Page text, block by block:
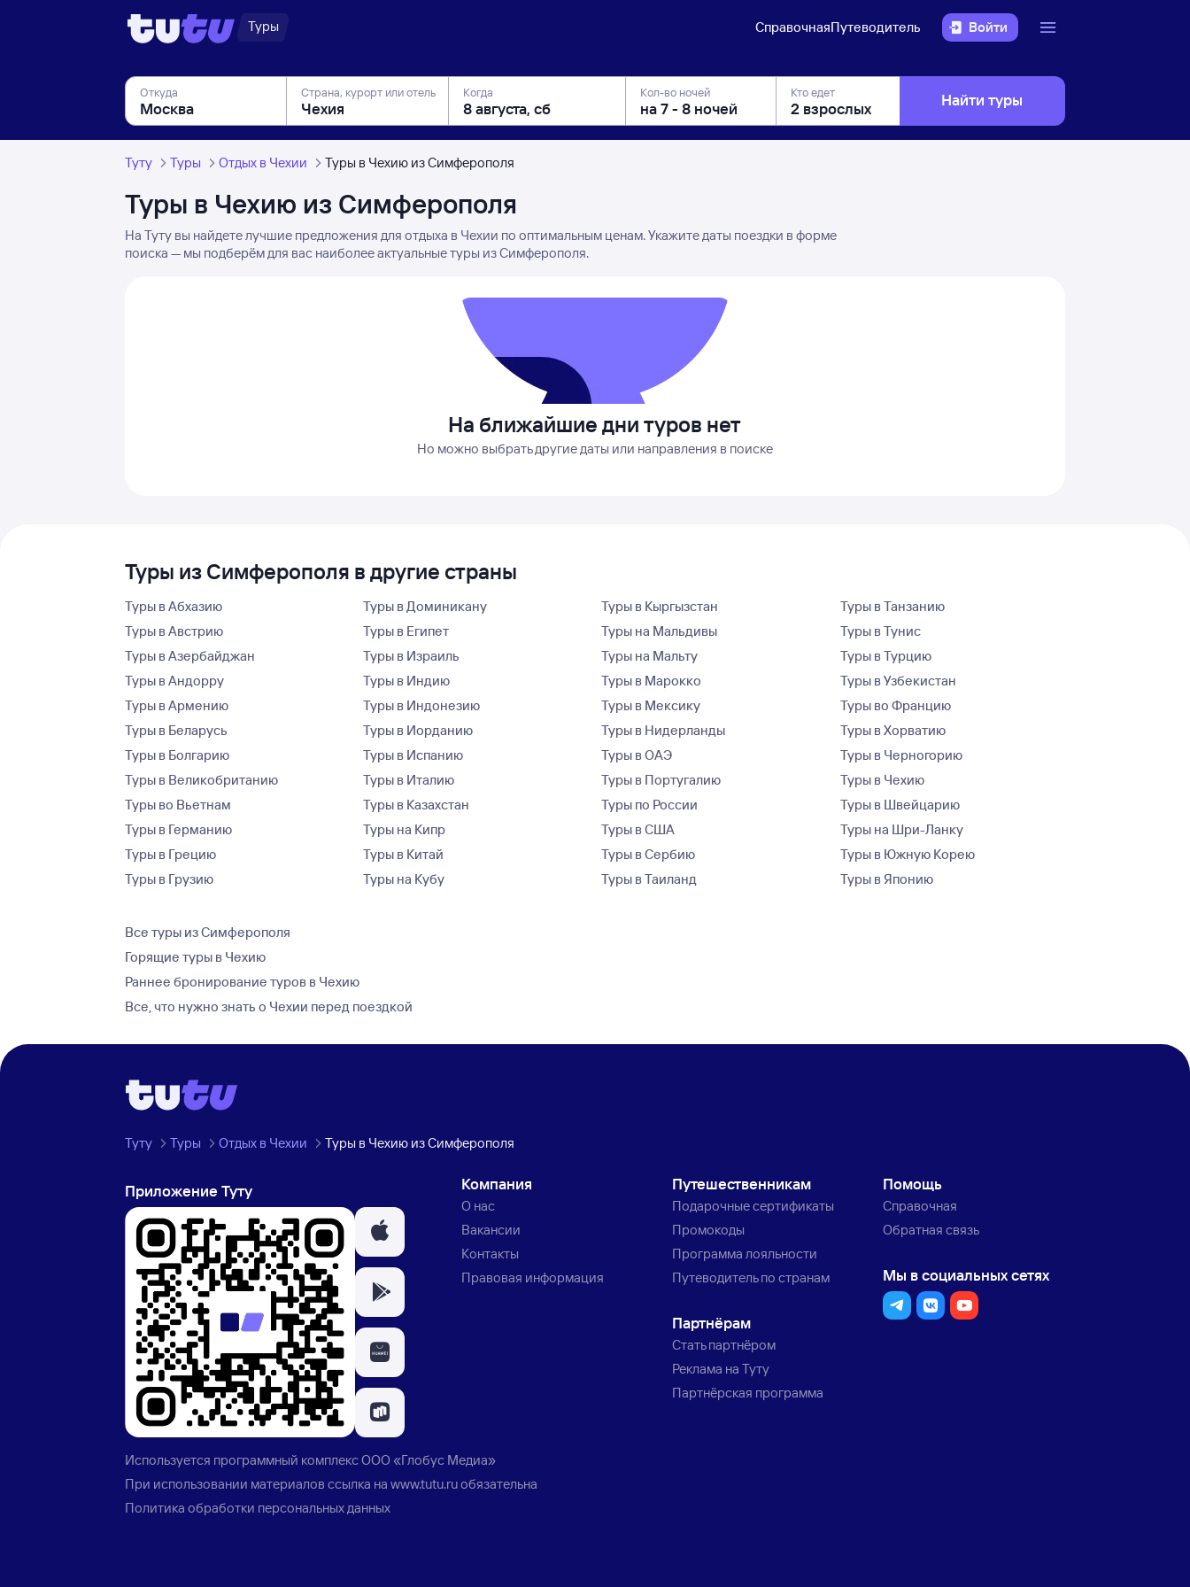
Туры СправочнаяПутеводитель Войти
Откуда Страна, курорт или отель Когда Кол-во ночей Кто едет Найти туры
Туту Туры Отдых в Чехии Туры в Чехию из Симферополя
Туры в Чехию из Симферополя
На Туту вы найдете лучшие предложения для отдыха в Чехии по оптимальным ценам. Укажите даты поездки в форме
поиска — мы подберём для вас наиболее актуальные туры из Симферополя.
На ближайшие дни туров нет
Но можно выбрать другие даты или направления в поиске
Туры из Симферополя в другие страны
Туры в Абхазию
Туры в Австрию
Туры в Азербайджан
Туры в Андорру
Туры в Армению
Туры в Беларусь
Туры в Болгарию
Туры в Великобританию
Туры во Вьетнам
Туры в Германию
Туры в Грецию
Туры в Грузию
Туры в Доминикану
Туры в Египет
Туры в Израиль
Туры в Индию
Туры в Индонезию
Туры в Иорданию
Туры в Испанию
Туры в Италию
Туры в Казахстан
Туры на Кипр
Туры в Китай
Туры на Кубу
Туры в Кыргызстан
Туры на Мальдивы
Туры на Мальту
Туры в Марокко
Туры в Мексику
Туры в Нидерланды
Туры в ОАЭ
Туры в Португалию
Туры по России
Туры в США
Туры в Сербию
Туры в Таиланд
Туры в Танзанию
Туры в Тунис
Туры в Турцию
Туры в Узбекистан
Туры во Францию
Туры в Хорватию
Туры в Черногорию
Туры в Чехию
Туры в Швейцарию
Туры на Шри-Ланку
Туры в Южную Корею
Туры в Японию
Все туры из Симферополя
Горящие туры в Чехию
Раннее бронирование туров в Чехию
Все, что нужно знать о Чехии перед поездкой
Туту Туры Отдых в Чехии Туры в Чехию из Симферополя
Приложение Туту Компания
О нас
Вакансии
Контакты
Правовая информация
Путешественникам
Подарочные сертификаты
Промокоды
Программа лояльности
Путеводитель по странам
Партнёрам
Стать партнёром
Реклама на Туту
Партнёрская программа
Помощь
Справочная
Обратная связь
Мы в социальных сетях
Используется программный комплексООО «Глобус Медиа»
При использовании материалов ссылка наwww.tutu.ruобязательна
Политика обработки персональных данных